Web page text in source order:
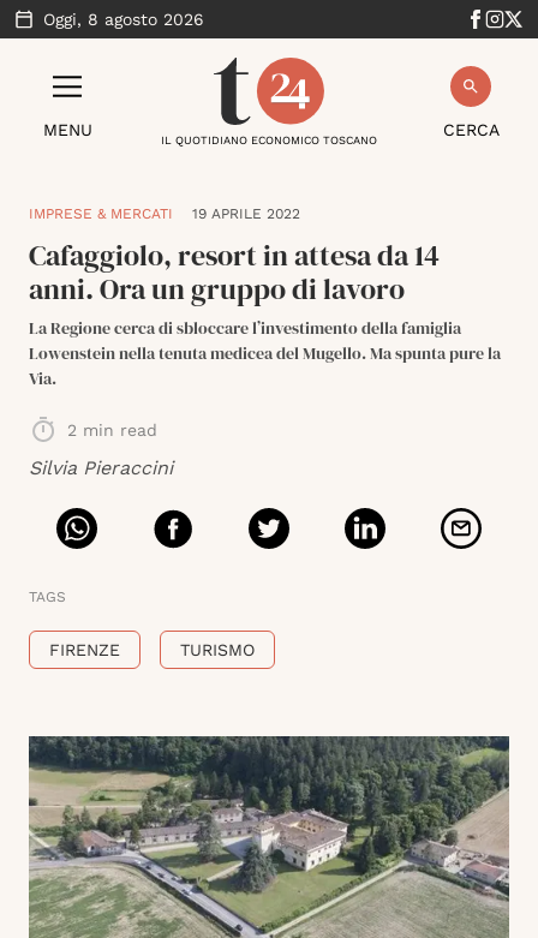
Oggi, 8 agosto 2026
MENU CERCA
IL QUOTIDIANO ECONOMICO TOSCANO
IMPRESE & MERCATI 19 APRILE 2022
Cafaggiolo, resort in attesa da 14
anni. Ora un gruppo di lavoro
La Regione cerca di sbloccare l’investimento della famiglia
Lowenstein nella tenuta medicea del Mugello. Ma spunta pure la
Via.
2 min read
Silvia Pieraccini
TAGS
FIRENZE TURISMO